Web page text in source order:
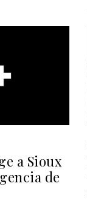
a Sioux
de